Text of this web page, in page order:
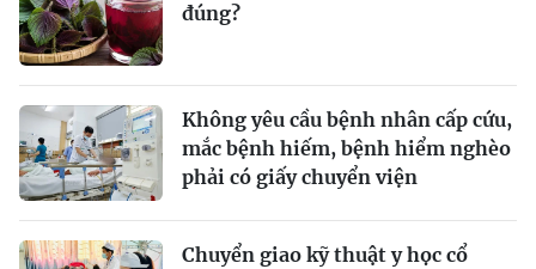
đúng?
Không yêu cầu bệnh nhân cấp cứu,
mắc bệnh hiếm, bệnh hiểm nghèo
phải có giấy chuyển viện
Chuyển giao kỹ thuật y học cổ